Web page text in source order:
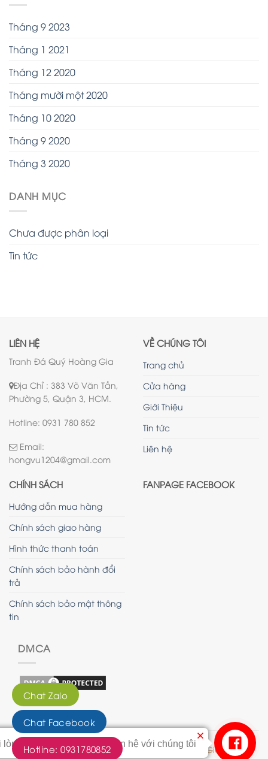
Tháng 9 2023
Tháng 1 2021
Tháng 12 2020
Tháng mười một 2020
Tháng 10 2020
Tháng 9 2020
Tháng 3 2020
DANH MỤC
Chưa được phân loại
Tin tức
LIÊN HỆ
Tranh Đá Quý Hoàng Gia
Địa Chỉ : 383 Võ Văn Tần,
Phường 5, Quận 3, HCM.
Hotline: 0931 780 852
Email:
hongvu1204@gmail.com
VỀ CHÚNG TÔI
Trang chủ
Cửa hàng
Giới Thiệu
Tin tức
Liên hệ
CHÍNH SÁCH
Hướng dẫn mua hàng
Chính sách giao hàng
Hình thức thanh toán
Chính sách bảo hành đổi
trả
Chính sách bảo mật thông
tin
DMCA
FANPAGE FACEBOOK
© 2020 - Bản quyền của Tranh Hoàng Gia
Chat Zalo
Chat Facebook
Hotline: 0931780852 Liên hệ
lòng bấm vào nút này để liên hệ với chúng tôi